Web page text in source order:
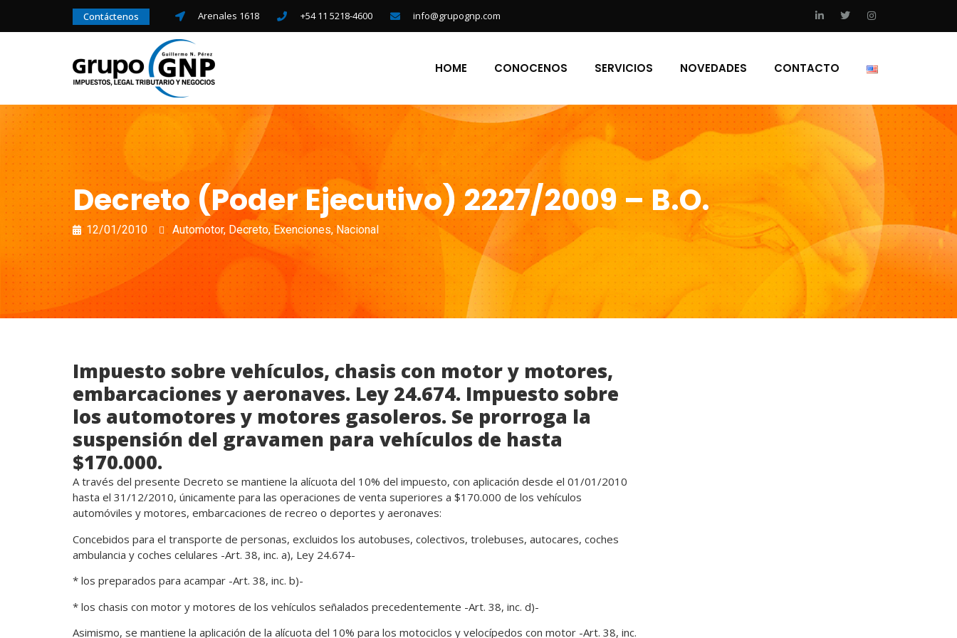
Contáctenos Arenales 1618 +54 11 5218-4600 info@grupognp.com
HOME CONOCENOS SERVICIOS NOVEDADES CONTACTO
Decreto (Poder Ejecutivo) 2227/2009 – B.O.
12/01/2010 Automotor, Decreto,Exenciones,Nacional
Impuesto sobre vehículos, chasis con motor y motores,
embarcaciones y aeronaves. Ley 24.674. Impuesto sobre
los automotores y motores gasoleros. Se prorroga la
suspensión del gravamen para vehículos de hasta
$170.000.
A través del presente Decreto se mantiene la alícuota del 10% del impuesto, con aplicación desde el 01/01/2010
hasta el 31/12/2010, únicamente para las operaciones de venta superiores a $170.000 de los vehículos
automóviles y motores, embarcaciones de recreo o deportes y aeronaves:
Concebidos para el transporte de personas, excluidos los autobuses, colectivos, trolebuses, autocares, coches
ambulancia y coches celulares -Art. 38, inc. a), Ley 24.674-
* los preparados para acampar -Art. 38, inc. b)-
* los chasis con motor y motores de los vehículos señalados precedentemente -Art. 38, inc. d)-
Asimismo, se mantiene la aplicación de la alícuota del 10% para los motociclos y velocípedos con motor -Art. 38, inc.